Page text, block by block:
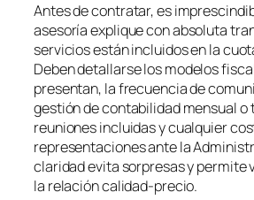
Antes de contratar, es
asesoría explique con absoluta
servicios están incluidos en la
Deben detallarse los modelos
presentan, la frecuencia de
gestión de contabilidad mensual o
reuniones incluidas y cualquier
representaciones ante la
claridad evita sorpresas y permite
la relación calidad-precio.